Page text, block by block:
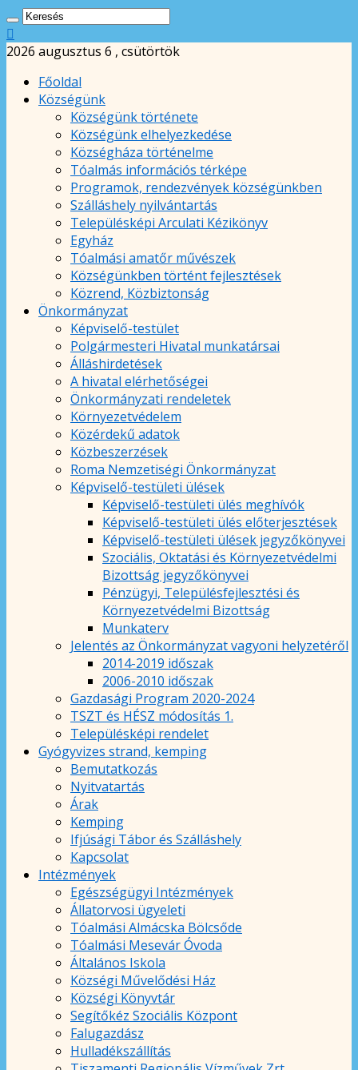
2026 augusztus 6 , csütörtök
Főoldal
Községünk
Községünk története
Községünk elhelyezkedése
Községháza történelme
Tóalmás információs térképe
Programok, rendezvények községünkben
Szálláshely nyilvántartás
Településképi Arculati Kézikönyv
Egyház
Tóalmási amatőr művészek
Községünkben történt fejlesztések
Közrend, Közbiztonság
Önkormányzat
Képviselő-testület
Polgármesteri Hivatal munkatársai
Álláshirdetések
A hivatal elérhetőségei
Önkormányzati rendeletek
Környezetvédelem
Közérdekű adatok
Közbeszerzések
Roma Nemzetiségi Önkormányzat
Képviselő-testületi ülések
Képviselő-testületi ülés meghívók
Képviselő-testületi ülés előterjesztések
Képviselő-testületi ülések jegyzőkönyvei
Szociális, Oktatási és Környezetvédelmi
Bizottság jegyzőkönyvei
Pénzügyi, Településfejlesztési és
Környezetvédelmi Bizottság
Munkaterv
Jelentés az Önkormányzat vagyoni helyzetéről
2014-2019 időszak
2006-2010 időszak
Gazdasági Program 2020-2024
TSZT és HÉSZ módosítás 1.
Településképi rendelet
Gyógyvizes strand, kemping
Bemutatkozás
Nyitvatartás
Árak
Kemping
Ifjúsági Tábor és Szálláshely
Kapcsolat
Intézmények
Egészségügyi Intézmények
Állatorvosi ügyeleti
Tóalmási Almácska Bölcsőde
Tóalmási Mesevár Óvoda
Általános Iskola
Községi Művelődési Ház
Községi Könyvtár
Segítőkéz Szociális Központ
Falugazdász
Hulladékszállítás